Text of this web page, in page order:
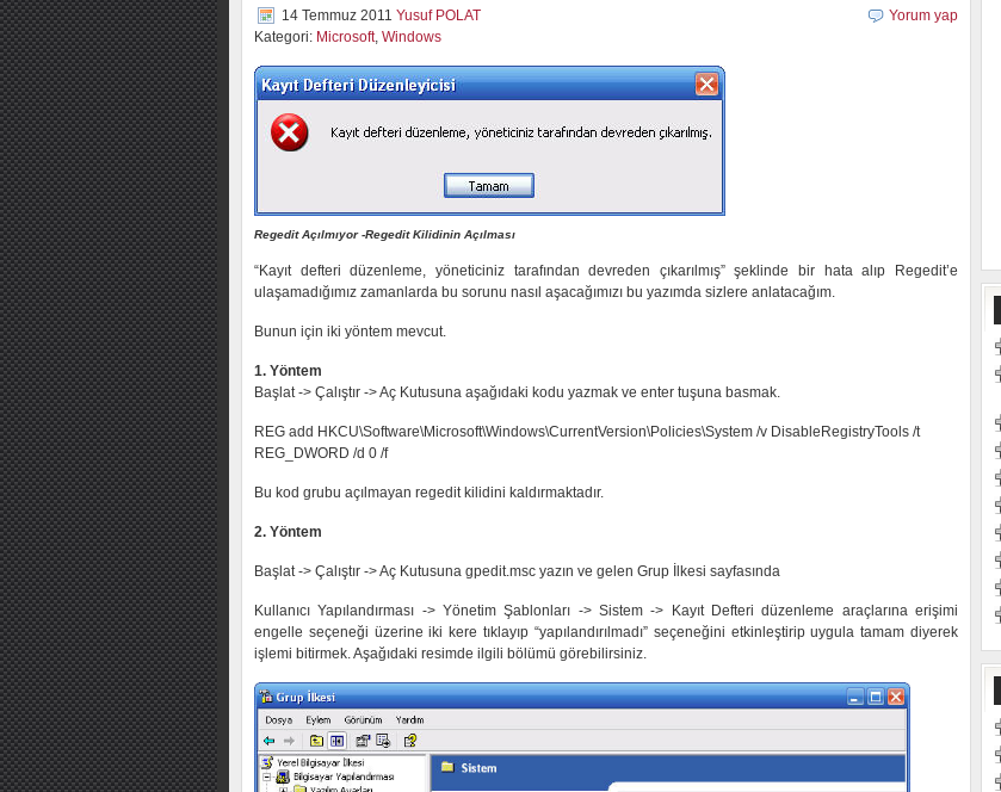
14 Temmuz 2011 Yusuf POLAT
Kategori: Microsoft, Windows
Yorum yap
Regedit Açılmıyor -Regedit Kilidinin Açılması
“Kayıt defteri düzenleme, yöneticiniz tarafından devreden çıkarılmış” şeklinde bir hata alıp Regedit’e
ulaşamadığımız zamanlarda bu sorunu nasıl aşacağımızı bu yazımda sizlere anlatacağım.
Bunun için iki yöntem mevcut.
1. Yöntem
Başlat -> Çalıştır -> Aç Kutusuna aşağıdaki kodu yazmak ve enter tuşuna basmak.
REG add HKCU\Software\Microsoft\Windows\CurrentVersion\Policies\System /v DisableRegistryTools /t
REG_DWORD /d 0 /f
Bu kod grubu açılmayan regedit kilidini kaldırmaktadır.
2. Yöntem
Başlat -> Çalıştır -> Aç Kutusuna gpedit.msc yazın ve gelen Grup İlkesi sayfasında
Kullanıcı Yapılandırması -> Yönetim Şablonları -> Sistem -> Kayıt Defteri düzenleme araçlarına erişimi
engelle seçeneği üzerine iki kere tıklayıp “yapılandırılmadı” seçeneğini etkinleştirip uygula tamam diyerek
işlemi bitirmek. Aşağıdaki resimde ilgili bölümü görebilirsiniz.